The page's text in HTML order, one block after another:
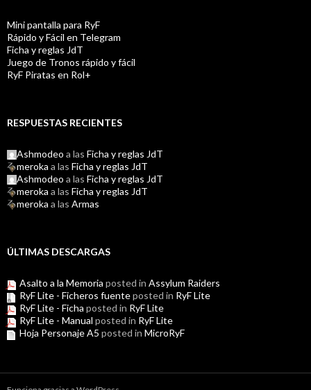
Mini pantalla para RyF
Rápido y Fácil en Telegram
Ficha y reglas JdT
Juego de Tronos rápido y fácil
RyF Piratas en Rol+
RESPUESTAS RECIENTES
Ashmodeo a las Ficha y reglas JdT
meroka a las Ficha y reglas JdT
Ashmodeo a las Ficha y reglas JdT
meroka a las Ficha y reglas JdT
meroka a las Armas
ÚLTIMAS DESCARGAS
Asalto a la Memoria posted in Assylum Raiders
RyF Lite - Ficheros fuenteposted in RyF Lite
RyF Lite - Ficha posted in RyF Lite
RyF Lite - Manual posted in RyF Lite
Hoja Personaje A5 posted in MicroRyF